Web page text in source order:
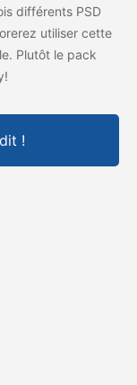
différents PSD
utiliser cette
Plutôt le pack
!